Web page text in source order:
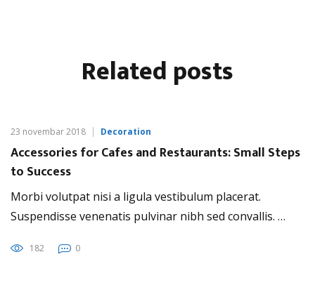
Related posts
23 novembar 2018 Decoration
Accessories for Cafes and Restaurants: Small Steps
to Success
Morbi volutpat nisi a ligula vestibulum placerat.
Suspendisse venenatis pulvinar nibh sed convallis. …
182 0